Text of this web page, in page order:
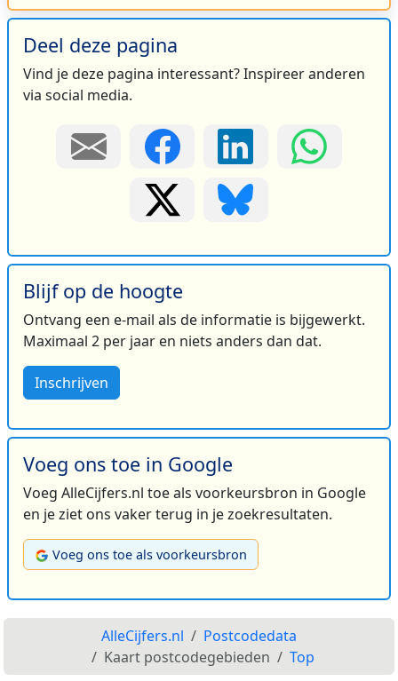
Deel deze pagina
Vind je deze pagina interessant? Inspireer anderen
via social media.
Blijf op de hoogte
Ontvang een e-mail als de informatie is bijgewerkt.
Maximaal 2 per jaar en niets anders dan dat.
Inschrijven
Voeg ons toe in Google
Voeg AlleCijfers.nl toe als voorkeursbron in Google
en je ziet ons vaker terug in je zoekresultaten.
Voeg ons toe als voorkeursbron
AlleCijfers.nl
Postcodedata
Kaart postcodegebieden
Top